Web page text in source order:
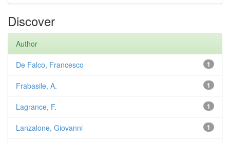
Discover
Author
1
De Falco, Francesco
1
Frabasile, A.
1
Lagrance, F.
1
Lanzalone, Giovanni